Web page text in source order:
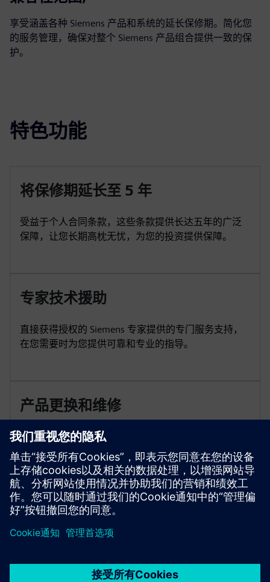
享受涵盖各种 Siemens 产品和系统的延长保修期。简化您
的服务管理，确保对整个 Siemens 产品组合提供一致的保
护。
特色功能
将保修期延长至 5 年
受益于个人合同条款，这些条款提供长达五年的广泛
保障，让您长期高枕无忧，为您的投资提供保障。
专家技术援助
直接获得授权的 Siemens 专家提供的专门服务支持，
在您需要时为您提供可靠和专业的指导。
产品更换和维修
享受注册产品的免费更换或维修服务，以保持运营平
稳运行，无需支付意外费用。